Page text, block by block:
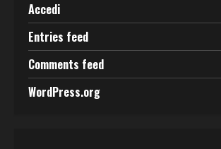
Accedi
Entries feed
Comments feed
WordPress.org